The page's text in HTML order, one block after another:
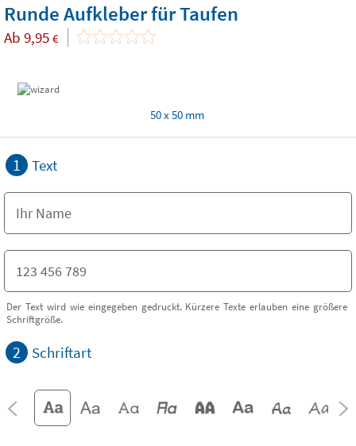
Runde Aufkleber für Taufen
Ab 9,95 €
50 x 50 mm
1 Text
Der Text wird wie eingegeben gedruckt. Kürzere Texte erlauben eine größere
Schriftgröße.
2 Schriftart